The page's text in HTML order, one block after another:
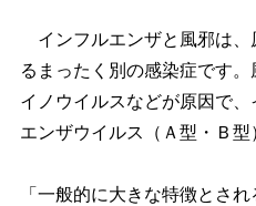
インフルエンザと風邪は、
るまったく別の感染症です
イノウイルスなどが原因で
エンザウイルス（Ａ型・Ｂ型
「一般的に大きな特徴とさ